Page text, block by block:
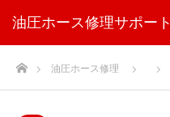
油圧ホース修理サポート
ホーム油圧ホース修理